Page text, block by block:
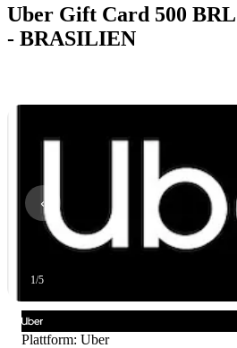
Uber Gift Card 500 BRL
- BRASILIEN
1/5
Plattform: Uber